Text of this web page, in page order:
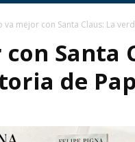
va mejor con Santa Claus: La
Santa
de